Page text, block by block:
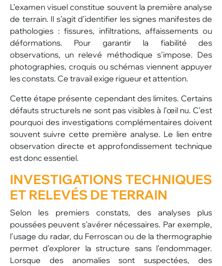
L’examen visuel constitue souvent la première analyse
de terrain. Il s’agit d’identifier les signes manifestes de
pathologies : fissures, infiltrations, affaissements ou
déformations. Pour garantir la fiabilité des
observations, un relevé méthodique s’impose. Des
photographies, croquis ou schémas viennent appuyer
les constats. Ce travail exige rigueur et attention.
Cette étape présente cependant des limites. Certains
défauts structurels ne sont pas visibles à l’œil nu. C’est
pourquoi des investigations complémentaires doivent
souvent suivre cette première analyse. Le lien entre
observation directe et approfondissement technique
est donc essentiel.
INVESTIGATIONS TECHNIQUES
ET RELEVÉS DE TERRAIN
Selon les premiers constats, des analyses plus
poussées peuvent s’avérer nécessaires. Par exemple,
l’usage du radar, du Ferroscan ou de la thermographie
permet d’explorer la structure sans l’endommager.
Lorsque des anomalies sont suspectées, des